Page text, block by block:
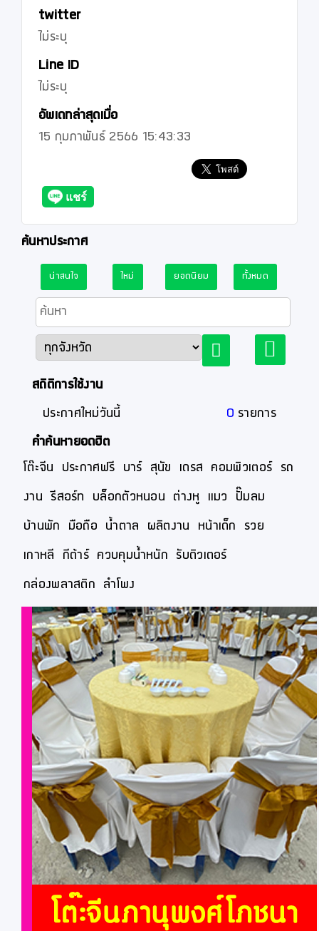
twitter
ไม่ระบุ
Line ID
ไม่ระบุ
อัพเดทล่าสุดเมื่อ
15 กุมภาพันธ์ 2566 15:43:33
ค้นหาประกาศ
น่าสนใจ ใหม่ ยอดนิยม ทั้งหมด
สถิติการใช้งาน
ประกาศใหม่วันนี้ 0 รายการ
คำค้นหายอดฮิต
โต๊ะจีน
ประกาศฟรี บาร์ สุนัข เดรส คอมพิวเตอร์ รถ
งาน รีสอร์ท บล็อกตัวหนอน ต่างหู แมว ปั๊มลม
บ้านพัก มือถือ น้ำตาล ผลิตงาน หน้าเด็ก รวย
เกาหลี กีต้าร์ ควบคุมน้ำหนัก รับติวเตอร์
กล่องพลาสติก ลำโพง